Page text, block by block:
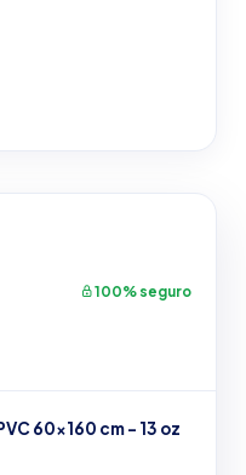
100% seguro
60×160 cm – 13 oz